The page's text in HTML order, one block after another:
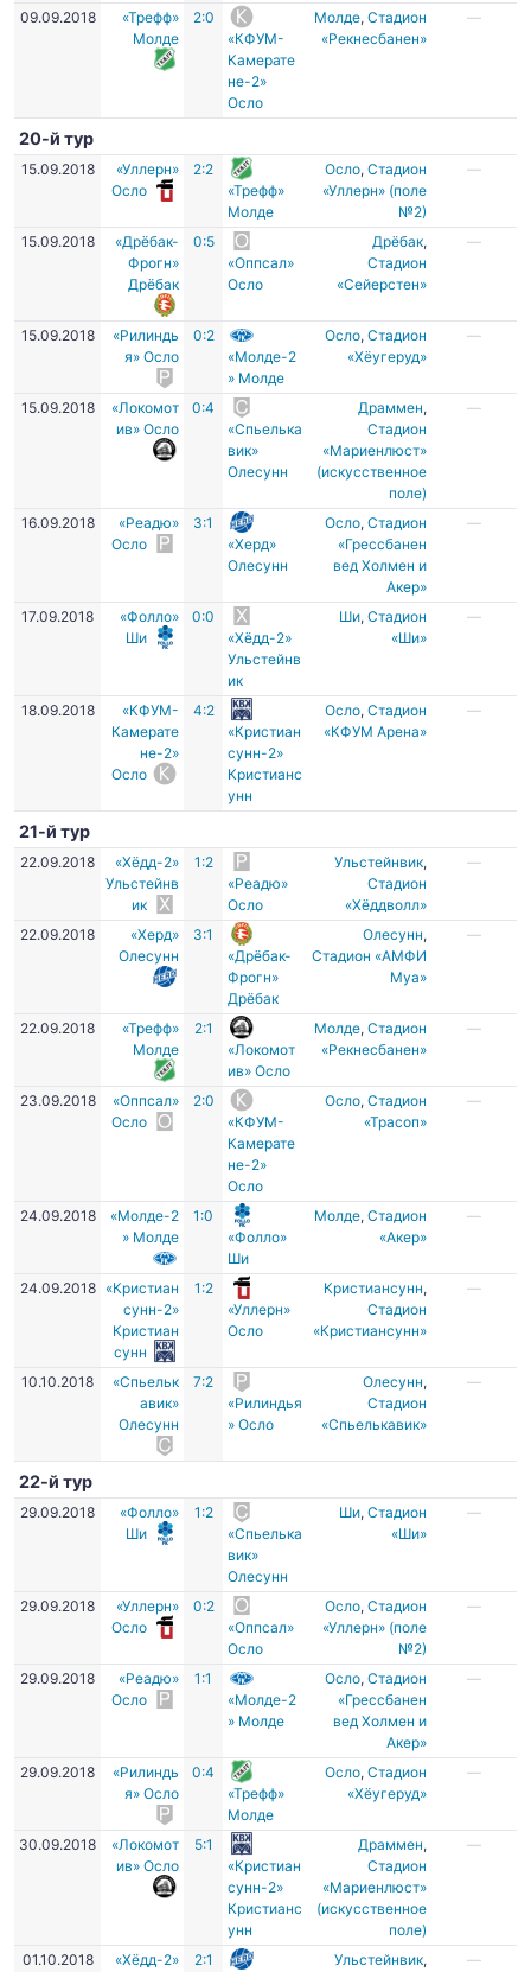
09.09.2018
«Трефф»
Молде
2:0
«КФУМ-
Камерате
не-2»
Осло
Молде,Стадион
«Рекнесбанен»
—
20-й тур
15.09.2018
«Уллерн»
Осло
2:2
«Трефф»
Молде
Осло,Стадион
«Уллерн» (поле
№2)
—
15.09.2018
«Дрёбак-
Фрогн»
Дрёбак
0:5
«Оппсал»
Осло
Дрёбак,
Стадион
«Сейерстен»
—
15.09.2018
«Рилиндь
я» Осло
0:2
«Молде-2
» Молде
Осло,Стадион
«Хёугеруд»
—
15.09.2018
«Локомот
ив» Осло
0:4
«Спьелька
вик»
Олесунн
Драммен,
Стадион
«Мариенлюст»
(искусственное
поле)
—
16.09.2018
«Реадю»
Осло
3:1
«Херд»
Олесунн
Осло,Стадион
«Грессбанен
вед Холмен и
Акер»
—
17.09.2018
«Фолло»
Ши
0:0
«Хёдд-2»
Ульстейнв
ик
Ши,Стадион
«Ши»
—
18.09.2018
«КФУМ-
Камерате
не-2»
Осло
4:2
«Кристиан
сунн-2»
Кристианс
унн
Осло,Стадион
«КФУМ Арена»
—
21-й тур
22.09.2018
«Хёдд-2»
Ульстейнв
ик
1:2
«Реадю»
Осло
Ульстейнвик,
Стадион
«Хёддволл»
—
22.09.2018
«Херд»
Олесунн
3:1
«Дрёбак-
Фрогн»
Дрёбак
Олесунн,
Стадион «АМФИ
Муа»
—
22.09.2018
«Трефф»
Молде
2:1
«Локомот
ив» Осло
Молде,Стадион
«Рекнесбанен»
—
23.09.2018
«Оппсал»
Осло
2:0
«КФУМ-
Камерате
не-2»
Осло
Осло,Стадион
«Трасоп»
—
24.09.2018
«Молде-2
» Молде
1:0
«Фолло»
Ши
Молде,Стадион
«Акер»
—
24.09.2018
«Кристиан
сунн-2»
Кристиан
сунн
1:2
«Уллерн»
Осло
Кристиансунн,
Стадион
«Кристиансунн»
—
10.10.2018
«Спьельк
авик»
Олесунн
7:2
«Рилиндья
» Осло
Олесунн,
Стадион
«Спьелькавик»
—
22-й тур
29.09.2018
«Фолло»
Ши
1:2
«Спьелька
вик»
Олесунн
Ши,Стадион
«Ши»
—
29.09.2018
«Уллерн»
Осло
0:2
«Оппсал»
Осло
Осло,Стадион
«Уллерн» (поле
№2)
—
29.09.2018
«Реадю»
Осло
1:1
«Молде-2
» Молде
Осло,Стадион
«Грессбанен
вед Холмен и
Акер»
—
29.09.2018
«Рилиндь
я» Осло
0:4
«Трефф»
Молде
Осло,Стадион
«Хёугеруд»
—
30.09.2018
«Локомот
ив» Осло
5:1
«Кристиан
сунн-2»
Кристианс
унн
Драммен,
Стадион
«Мариенлюст»
(искусственное
поле)
—
01.10.2018
«Хёдд-2»
2:1
Ульстейнвик,
—